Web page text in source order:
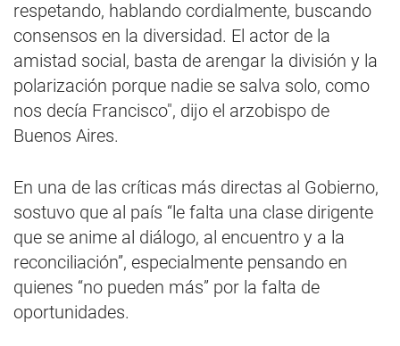
respetando, hablando cordialmente, buscando
consensos en la diversidad. El actor de la
amistad social, basta de arengar la división y la
polarización porque nadie se salva solo, como
nos decía Francisco", dijo el arzobispo de
Buenos Aires.
En una de las críticas más directas al Gobierno,
sostuvo que al país “le falta una clase dirigente
que se anime al diálogo, al encuentro y a la
reconciliación”, especialmente pensando en
quienes “no pueden más” por la falta de
oportunidades.